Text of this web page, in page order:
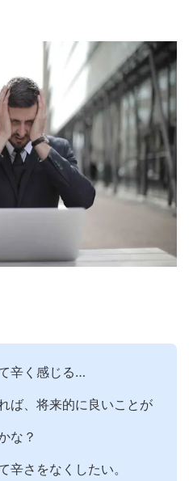
辛く感じる…
ば、将来的に良いことが
な？
辛さをなくしたい。